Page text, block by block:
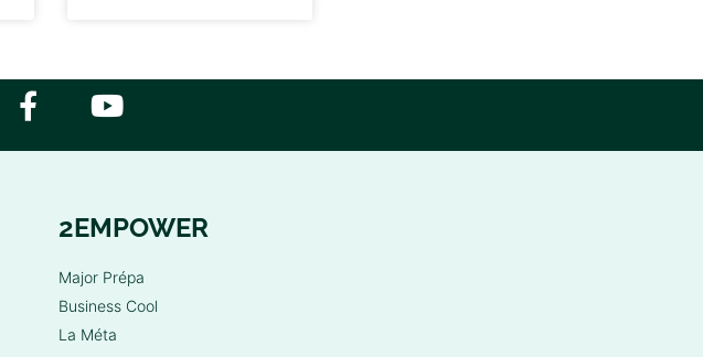
2EMPOWER
Major Prépa
Business Cool
La Méta